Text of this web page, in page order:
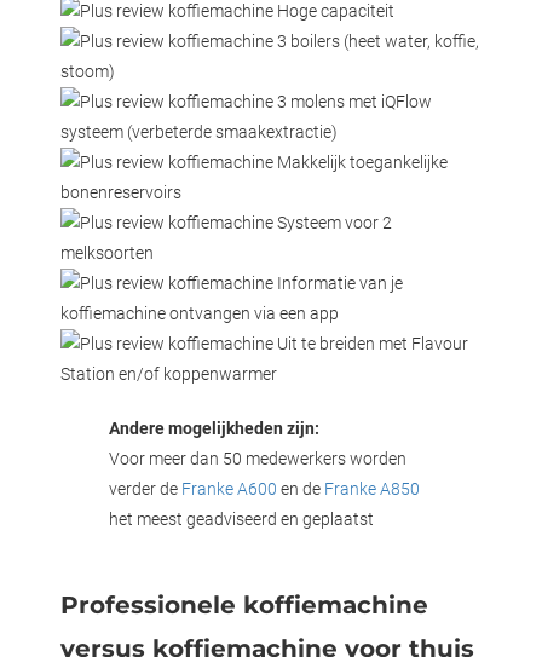
Hoge capaciteit
3 boilers (heet water, koffie,
stoom)
3 molens met iQFlow
systeem (verbeterde smaakextractie)
Makkelijk toegankelijke
bonenreservoirs
Systeem voor 2
melksoorten
Informatie van je
koffiemachine ontvangen via een app
Uit te breiden met Flavour
Station en/of koppenwarmer
Andere mogelijkheden zijn:
Voor meer dan 50 medewerkers worden
verder de Franke A600 en de Franke A850
het meest geadviseerd en geplaatst
Professionele koffiemachine
versus koffiemachine voor thuis